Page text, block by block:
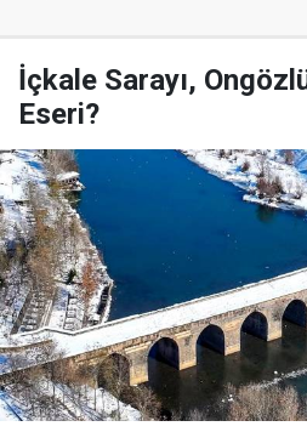
İçkale Sarayı,
Eseri?